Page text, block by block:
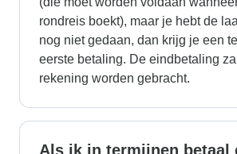
rondreis boekt), maar je hebt de
nog niet gedaan, dan krijg je een
eerste betaling. De eindbetaling
rekening worden gebracht.
Als ik in termijnen betaal